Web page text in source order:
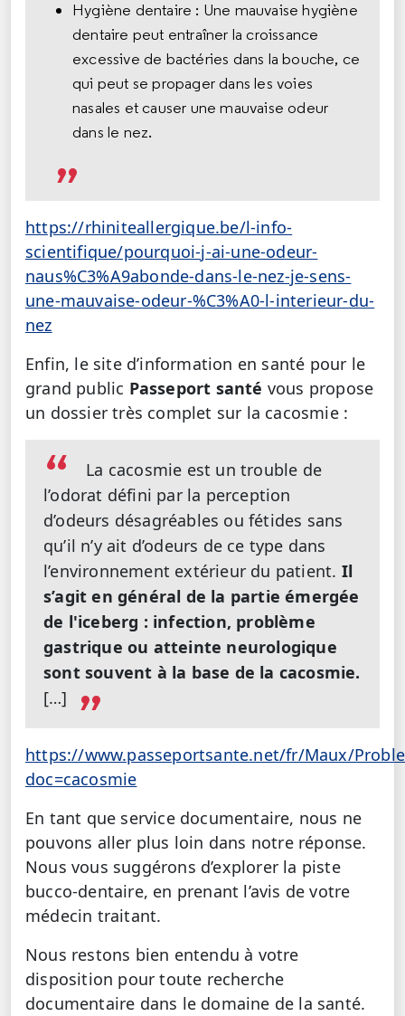
Hygiène dentaire : Une mauvaise hygiène
dentaire peut entraîner la croissance
excessive de bactéries dans la bouche, ce
qui peut se propager dans les voies
nasales et causer une mauvaise odeur
dans le nez.
https://rhiniteallergique.be/l-info-
scientifique/pourquoi-j-ai-une-odeur-
naus%C3%A9abonde-dans-le-nez-je-sens-
une-mauvaise-odeur-%C3%A0-l-interieur-du-
nez
Enfin, le site d’information en santé pour le
grand public Passeport santé vous propose
un dossier très complet sur la cacosmie :
La cacosmie est un trouble de
l’odorat défini par la perception
d’odeurs désagréables ou fétides sans
qu’il n’y ait d’odeurs de ce type dans
l’environnement extérieur du patient. Il
s’agit en général de la partie émergée
de l'iceberg : infection, problème
gastrique ou atteinte neurologique
sont souvent à la base de la cacosmie.
[…]
https://www.passeportsante.net/fr/Maux/
doc=cacosmie
En tant que service documentaire, nous ne
pouvons aller plus loin dans notre réponse.
Nous vous suggérons d’explorer la piste
bucco-dentaire, en prenant l’avis de votre
médecin traitant.
Nous restons bien entendu à votre
disposition pour toute recherche
documentaire dans le domaine de la santé.